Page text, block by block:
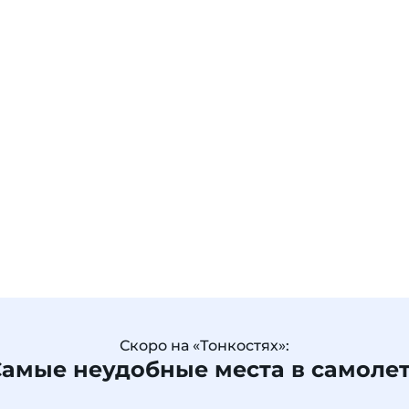
Скоро на «Тонкостях»:
неудобные места в